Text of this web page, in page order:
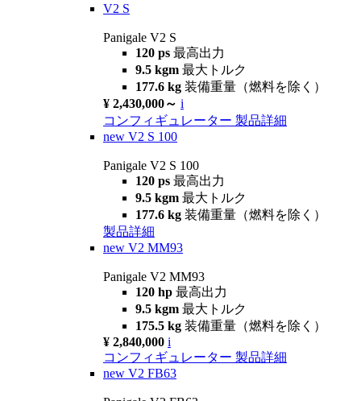
V2 S
Panigale V2 S
120 ps 最高出力
9.5 kgm 最大トルク
177.6 kg 装備重量（燃料を除く）
¥ 2,430,000～ i
コンフィギュレーター 製品詳細
new V2 S 100
Panigale V2 S 100
120 ps 最高出力
9.5 kgm 最大トルク
177.6 kg 装備重量（燃料を除く）
製品詳細
new V2 MM93
Panigale V2 MM93
120 hp 最高出力
9.5 kgm 最大トルク
175.5 kg 装備重量（燃料を除く）
¥ 2,840,000 i
コンフィギュレーター 製品詳細
new V2 FB63